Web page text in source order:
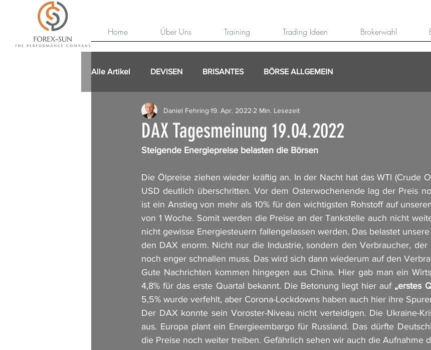
Home Über Uns Training Trading Ideen Brokerwahl
Alle Artikel DEVISEN BRISANTES BÖRSE ALLGEMEIN
DAX Tagesmeinung 19.04.2022
Daniel Fehring 19. Apr. 2022 2 Min. Lesezeit
Steigende Energiepreise belasten die Börsen
Die Ölpreise ziehen wieder kräftig an. In der Nacht hat das WTI (Crude
USD deutlich überschritten. Vor dem Osterwochenende lag der Preis
ist ein Anstieg von mehr als 10% für den wichtigsten Rohstoff auf
von 1 Woche. Somit werden die Preise an der Tankstelle auch nicht
nicht gewisse Energiesteuern fallengelassen werden. Das belastet
den DAX enorm. Nicht nur die Industrie, sondern den Verbraucher,
noch enger schnallen muss. Das wird sich dann wiederum auf den
Gute Nachrichten kommen hingegen aus China. Hier gab man ein
4,8% für das erste Quartal bekannt. Die Betonung liegt hier auf „erstes
5,5% wurde verfehlt, aber Corona-Lockdowns haben auch hier ihre
Der DAX konnte sein Voroster-Niveau nicht verteidigen. Die Ukraine-
aus. Europa plant ein Energieembargo für Russland. Das dürfte
die Preise noch weiter treiben. Gefährlich sehen wir auch die Aufnahme